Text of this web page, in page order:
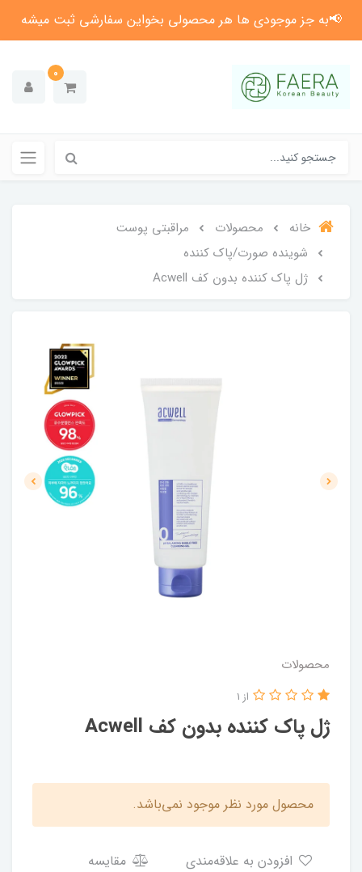
📢به جز موجودی ها هر محصولی بخواین سفارشی ثبت میشه
0
خانه محصولات
مراقبتی پوست
شوینده صورت/پاک کننده
ژل پاک کننده بدون کف Acwell
محصولات
ژل پاک کننده بدون کف Acwell
از 1
محصول مورد نظر موجود نمی‌باشد.
مقایسه